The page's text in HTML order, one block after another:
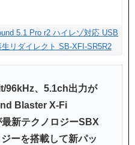
5.1 Pro r2 ハイレゾ対応 USB
リダイレクト SB-XFI-SR5R2
96kHz、5.1ch出力が
Blaster X-Fi
新テクノロジーSBX
ーを搭載して新パッ